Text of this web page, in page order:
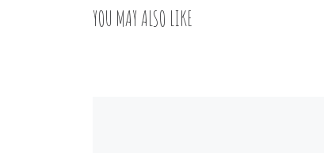
YOU MAY ALSO LIKE